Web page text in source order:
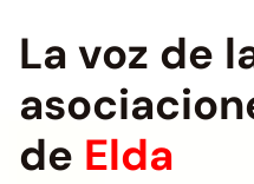
La voz de
de Elda